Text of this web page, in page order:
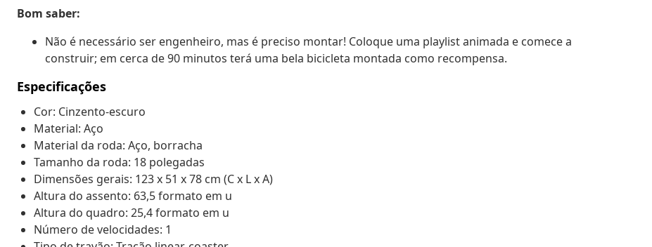
Bom saber:
Não é necessário ser engenheiro, mas é preciso montar! Coloque uma playlist animada e comece a
construir; em cerca de 90 minutos terá uma bela bicicleta montada como recompensa.
Especificações
Cor: Cinzento-escuro
Material: Aço
Material da roda: Aço, borracha
Tamanho da roda: 18 polegadas
Dimensões gerais: 123 x 51 x 78 cm (C x L x A)
Altura do assento: 63,5 formato em u
Altura do quadro: 25,4 formato em u
Número de velocidades: 1